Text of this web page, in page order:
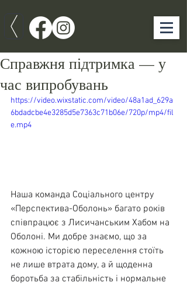
Справжня підтримка — у
час випробувань
https://video.wixstatic.com/video/48a1ad_629a
6bdadcbe4e3285d5e7363c71b06e/720p/mp4/fil
e.mp4
Наша команда Соціального центру
«Перспектива-Оболонь» багато років
співпрацює з Лисичанським Хабом на
Оболоні. Ми добре знаємо, що за
кожною історією переселення стоїть
не лише втрата дому, а й щоденна
боротьба за стабільність і нормальне